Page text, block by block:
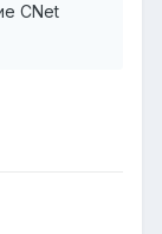
CNet